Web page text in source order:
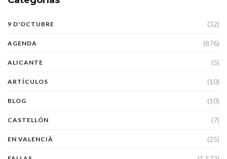
9 D'OCTUBRE (32)
AGENDA (876)
ALICANTE (5)
ARTÍCULOS (10)
BLOG (10)
CASTELLÓN (7)
EN VALENCIÀ (25)